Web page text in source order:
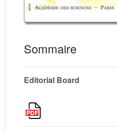
Sommaire
Editorial Board